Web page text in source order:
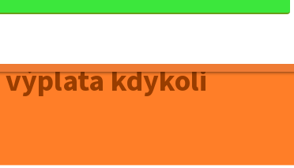
výplata kdykoli